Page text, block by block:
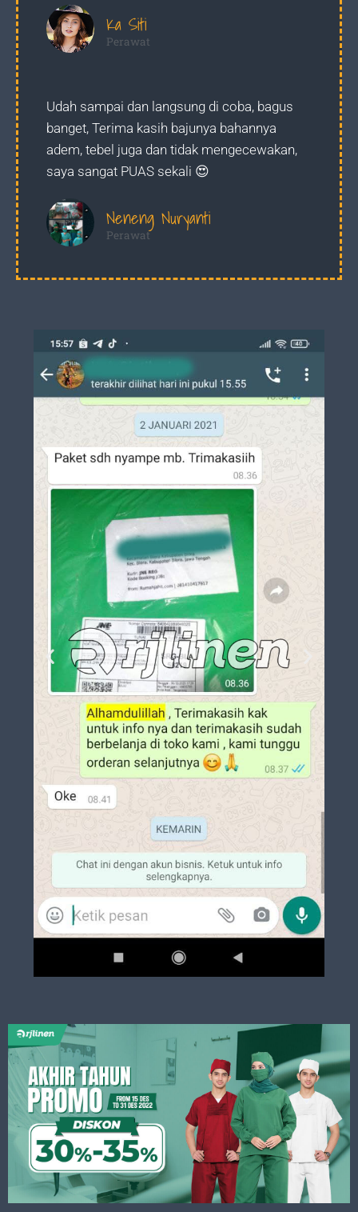
Ka Siti
Perawat
Udah sampai dan langsung di coba, bagus
banget, Terima kasih bajunya bahannya
adem, tebel juga dan tidak mengecewakan,
saya sangat PUAS sekali 😍
Neneng Nuryanti
Perawat